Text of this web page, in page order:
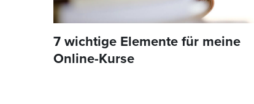
7 wichtige Elemente für meine
Online-Kurse